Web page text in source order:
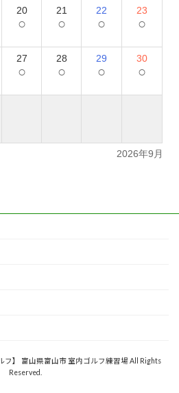
20
○
21
○
22
○
23
○
27
○
28
○
29
○
30
○
2026年9月
フ】 富山県富山市 室内ゴルフ練習場 All Rights
Reserved.